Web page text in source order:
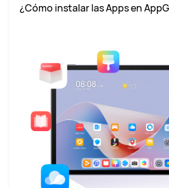
¿Cómo instalar las Apps en